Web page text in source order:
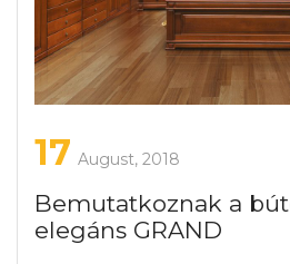
17 August, 2018
Bemutatkoznak a
elegáns GRAND